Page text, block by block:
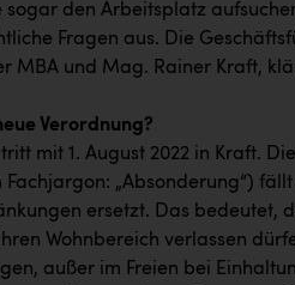
sogar den Arbeitsplatz
Fragen aus. Die
MBA und Mag. Rainer Kraft,
Verordnung?
mit 1. August 2022 in Kraft.
„Absonderung“)
ersetzt. Das bedeutet,
Wohnbereich verlassen
außer im Freien bei